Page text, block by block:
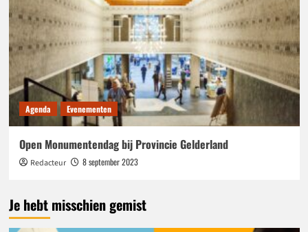
Agenda Evenementen
Open Monumentendag bij Provincie Gelderland
Redacteur 8 september 2023
Je hebt misschien gemist